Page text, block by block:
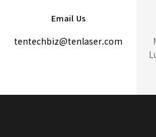
Email Us
tentechbiz@tenlaser.com